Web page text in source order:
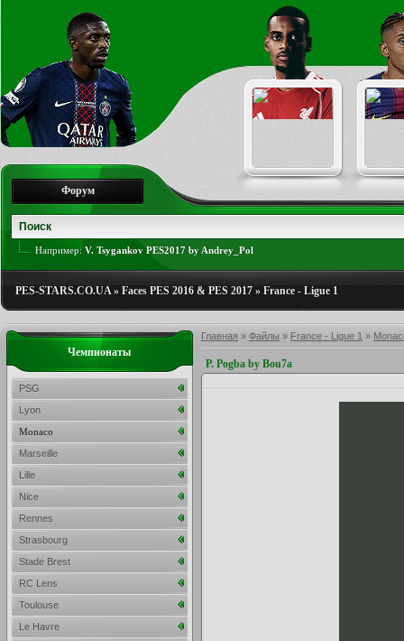
Форум
Например: V. Tsygankov PES2017 by Andrey_Pol
PES-STARS.CO.UA» Faces PES 2016 & PES 2017 » France - Ligue 1
Главная » Файлы » France - Ligue 1 »
P. Pogba by Bou7a
Чемпионаты
PSG
Lyon
Monaco
Marseille
Lille
Nice
Rennes
Strasbourg
Stade Brest
RC Lens
Toulouse
Le Havre